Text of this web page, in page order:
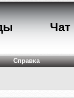
Чат
Справка